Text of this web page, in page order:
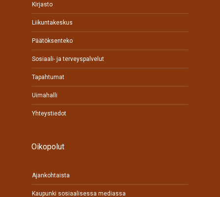
Kirjasto
Liikuntakeskus
Päätöksenteko
Sosiaali- ja terveyspalvelut
Tapahtumat
Uimahalli
Yhteystiedot
Oikopolut
Ajankohtaista
Kaupunki sosiaalisessa mediassa